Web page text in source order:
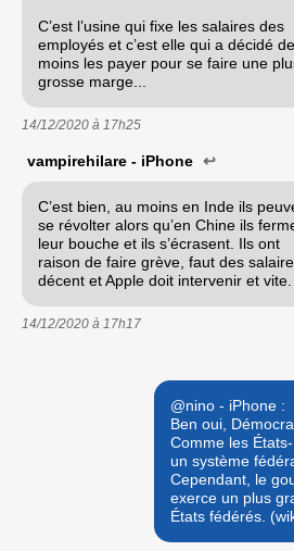
C’est l’usine qui fixe les salaires des
employés et c’est elle qui a décidé de
moins les payer pour se faire une
grosse marge...
14/12/2020 à 17h25
vampirehilare - iPhone ↩
C’est bien, au moins en Inde ils
se révolter alors qu’en Chine ils
leur bouche et ils s’écrasent. Ils ont
raison de faire grève, faut des
décent et Apple doit intervenir et vite.
14/12/2020 à 17h17
@nino - iPhone :
Ben oui,
Comme les
un système
Cependant, le
exerce un plus
États fédérés.